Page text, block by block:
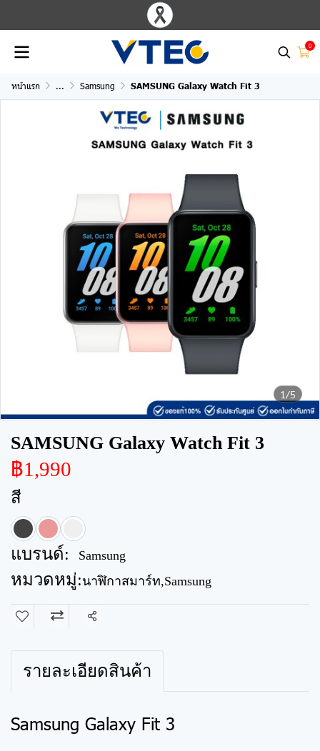
0
หน้าแรก ... Samsung SAMSUNG Galaxy Watch Fit 3
1/5
SAMSUNG Galaxy Watch Fit 3
฿1,990
สี
แบรนด์: Samsung
หมวดหมู่:นาฬิกาสมาร์ท,Samsung
แชร์
รายละเอียดสินค้า
Samsung Galaxy Fit 3